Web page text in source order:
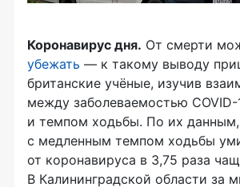
Коронавирус дня. От смерти
убежать — к такому выводу
британские учёные, изучив
между заболеваемостью COVID-
и темпом ходьбы. По их
с медленным темпом ходьбы
от коронавируса в 3,75 раза
В Калининградской области за